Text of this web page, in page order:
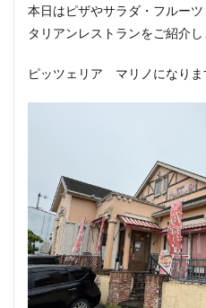
本日はピザやサラダ・フルー
タリアンレストランをご紹介し
ピッツェリア マリノになりま